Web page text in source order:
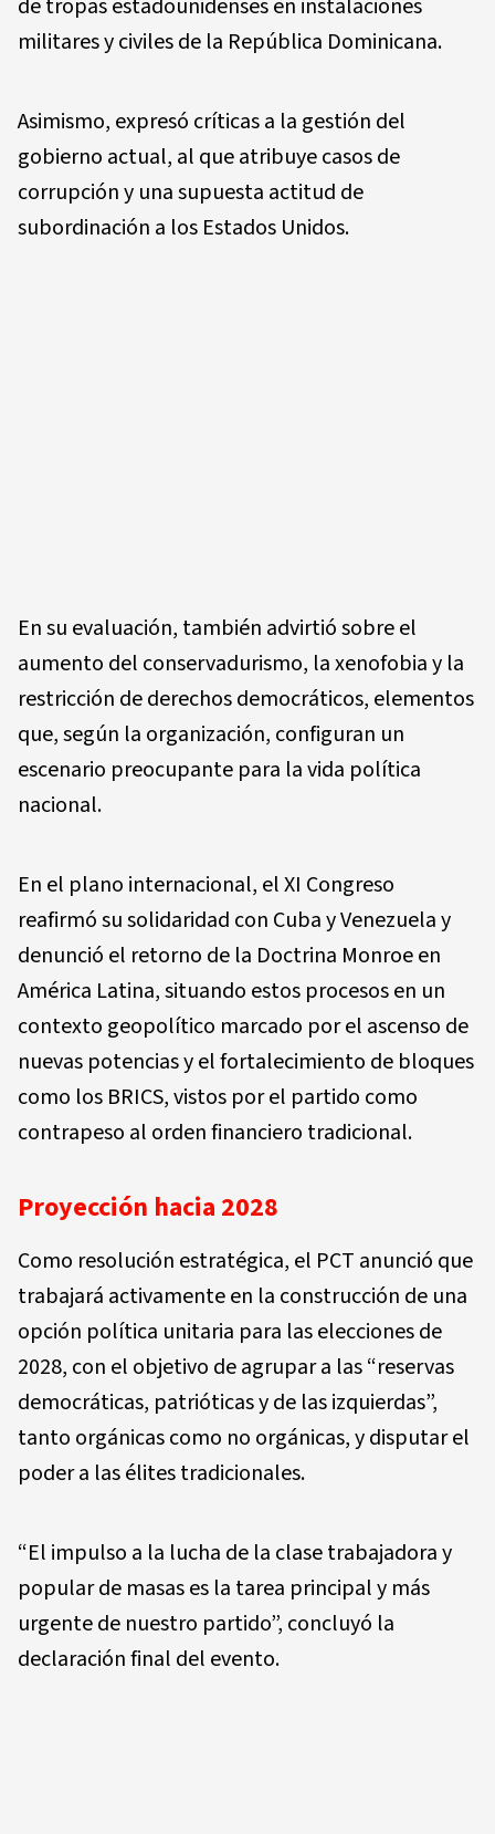
de tropas estadounidenses en instalaciones
militares y civiles de la República Dominicana.
Asimismo, expresó críticas a la gestión del
gobierno actual, al que atribuye casos de
corrupción y una supuesta actitud de
subordinación a los Estados Unidos.
En su evaluación, también advirtió sobre el
aumento del conservadurismo, la xenofobia y la
restricción de derechos democráticos, elementos
que, según la organización, configuran un
escenario preocupante para la vida política
nacional.
En el plano internacional, el XI Congreso
reafirmó su solidaridad con Cuba y Venezuela y
denunció el retorno de la Doctrina Monroe en
América Latina, situando estos procesos en un
contexto geopolítico marcado por el ascenso de
nuevas potencias y el fortalecimiento de bloques
como los BRICS, vistos por el partido como
contrapeso al orden financiero tradicional.
Proyección hacia 2028
Como resolución estratégica, el PCT anunció que
trabajará activamente en la construcción de una
opción política unitaria para las elecciones de
2028, con el objetivo de agrupar a las “reservas
democráticas, patrióticas y de las izquierdas”,
tanto orgánicas como no orgánicas, y disputar el
poder a las élites tradicionales.
“El impulso a la lucha de la clase trabajadora y
popular de masas es la tarea principal y más
urgente de nuestro partido”, concluyó la
declaración final del evento.